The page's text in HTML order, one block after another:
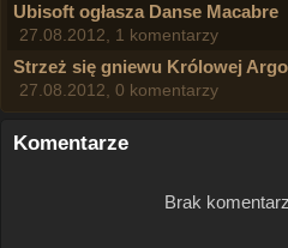
Ubisoft ogłasza Danse Macabre
27.08.2012, 1 komentarzy
Strzeż się gniewu Królowej
27.08.2012, 0 komentarzy
Komentarze
Brak